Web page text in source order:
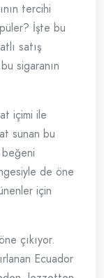
tercihi
İşte bu
satış
sigaranın
içimi ile
sunan bu
de öne
için
çıkıyor.
Ecuador